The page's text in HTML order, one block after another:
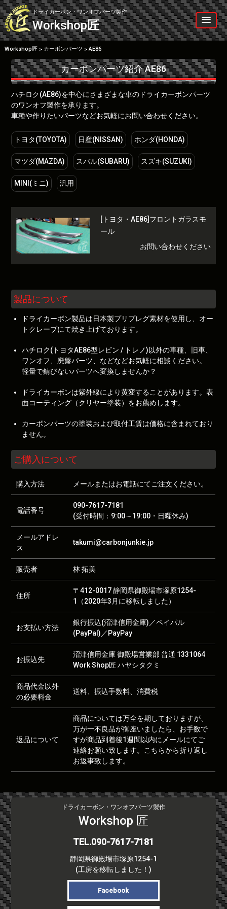
Skip
to
content
ドライカーボン・ワンオフパーツ製作
Workshop匠
Workshop匠> カーボンパーツ > AE86
カーボンパーツ紹介AE86
ハチロク(AE86)を中心にさまざまな車のドライカーボンパーツ
のワンオフ製作を承ります。
車種や作りたいパーツなどお気軽にお問い合わせください。
トヨタ(TOYOTA) 日産(NISSAN) ホンダ(HONDA)
マツダ(MAZDA) スバル(SUBARU) スズキ(SUZUKI)
MINI(ミニ) 汎用
[トヨタ・AE86]フロントガラスモ
ール
お問い合わせください
製品について
ドライカーボン製品は日本製プリプレグ素材を使用し、オー
トクレーブにて焼き上げております。
ハチロク(トヨタAE86型レビン / トレノ)以外の車種、旧車、
ワンオフ、廃盤パーツ、などなどお気軽に相談ください。
軽量で錆びないパーツへ変換しませんか？
ドライカーボンは紫外線により黄変することがあります。表
面コーティング（クリヤー塗装）をお薦めします。
カーボンパーツの塗装および取付工賃は価格に含まれており
ません。
ご購入について
購入方法 メールまたはお電話にてご注文ください。
電話番号
090-7617-7181
(受付時間：9:00～19:00・日曜休み)
メールアドレ
ス
takumi@carbonjunkie.jp
販売者 林 拓美
住所
〒412-0017 静岡県御殿場市塚原1254-
1（2020年3月に移転しました）
お支払い方法
銀行振込(沼津信用金庫)／ペイパル
(PayPal)／PayPay
お振込先
沼津信用金庫 御殿場営業部 普通 1331064
Work Shop匠 ハヤシタクミ
商品代金以外
の必要料金
送料、振込手数料、消費税
返品について
商品については万全を期しておりますが、
万が一不良品が御座いましたら、お手数で
すが商品到着後1週間以内にメールにてご
連絡お願い致します。こちらから折り返し
お返事致します。
ドライカーボン・ワンオフパーツ製作
Workshop 匠
TEL.090-7617-7181
静岡県御殿場市塚原1254-1
(工房を移転しました！)
Facebook